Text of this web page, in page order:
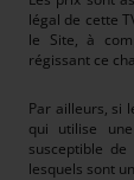
légal de cette
le Site, à
régissant ce
Par ailleurs, si
qui utilise
susceptible
lesquels sont